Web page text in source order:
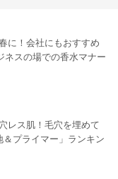
に！会社にもおすすめ
スの場での香水マナー
レス肌！毛穴を埋めて
プライマー」ランキン